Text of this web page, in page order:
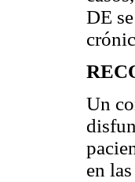
DE
Un
en